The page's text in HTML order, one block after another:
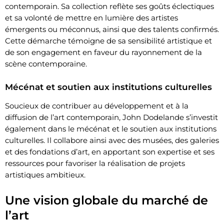
contemporain. Sa collection reflète ses goûts éclectiques
et sa volonté de mettre en lumière des artistes
émergents ou méconnus, ainsi que des talents confirmés.
Cette démarche témoigne de sa sensibilité artistique et
de son engagement en faveur du rayonnement de la
scène contemporaine.
Mécénat et soutien aux institutions culturelles
Soucieux de contribuer au développement et à la
diffusion de l’art contemporain, John Dodelande s’investit
également dans le mécénat et le soutien aux institutions
culturelles. Il collabore ainsi avec des musées, des galeries
et des fondations d’art, en apportant son expertise et ses
ressources pour favoriser la réalisation de projets
artistiques ambitieux.
Une vision globale du marché de
l’art